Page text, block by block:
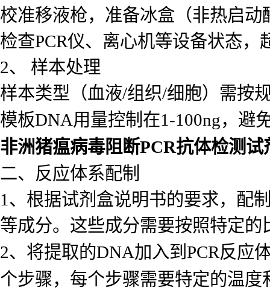
校准移液枪，准备冰盒（非热启
检查PCR仪、离心机等设备状态，
2、 样本处理
样本类型（血液/组织/细胞）需按
模板DNA用量控制在1-100ng，避
非洲猪瘟病毒阻断PCR抗体检测试
二、反应体系配制
1、根据试剂盒说明书的要求，配
等成分。这些成分需要按照特定
2、将提取的DNA加入到PCR反应
个步骤，每个步骤需要特定的温